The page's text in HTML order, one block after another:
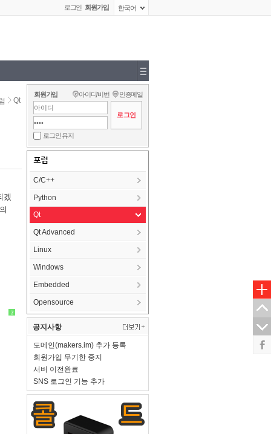
로그인 회원가입 한국어
Qt
겠
?
회원가입 아이디/비번 인증메일
로그인 유지
포럼
C/C++
Python
Qt
Qt Advanced
Linux
Windows
Embedded
Opensource
공지사항
도메인(makers.im) 추가 등록
회원가입 무기한 중지
서버 이전완료
SNS 로그인 기능 추가